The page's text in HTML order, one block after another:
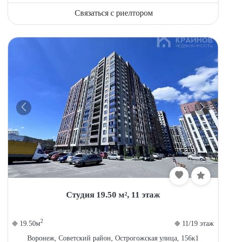
Связаться с риелтором
Студия 19.50 м², 11 этаж
19.50м2
11/19 этаж
Воронеж, Советский район, Острогожская улица, 156к1